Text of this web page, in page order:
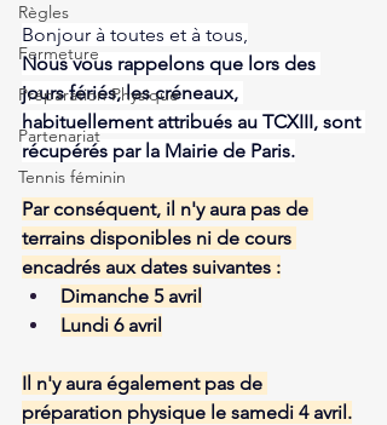
Règles
Fermeture
Préparation Physique
Partenariat
Tennis féminin
Bonjour à toutes et à tous,
Nous vous rappelons que lors des
jours fériés, les créneaux,
habituellement attribués au TCXIII, sont
récupérés par la Mairie de Paris.
Par conséquent, il n'y aura pas de
terrains disponibles ni de cours
encadrés aux dates suivantes :
Dimanche 5 avril
Lundi 6 avril
Il n'y aura également pas de
préparation physique le samedi 4 avril.